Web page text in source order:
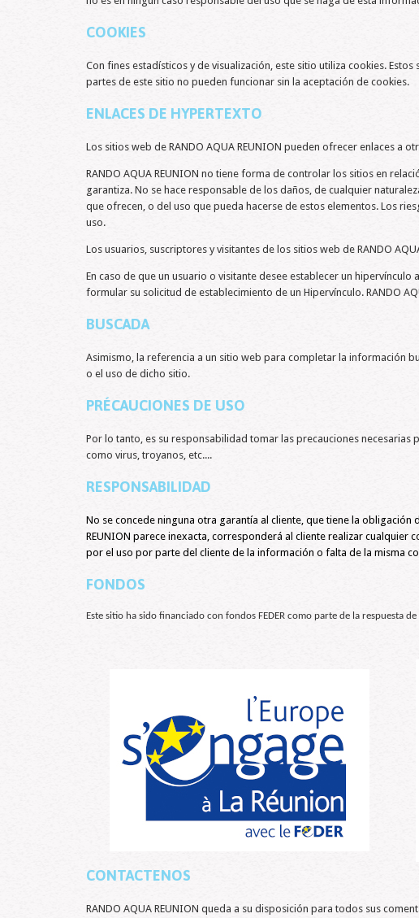
COOKIES
Con fines estadísticos y de visualización, este sitio utiliza cookies.
partes de este sitio no pueden funcionar sin la aceptación de cookies.
ENLACES DE HYPERTEXTO
Los sitios web de RANDO AQUA REUNION pueden ofrecer enlaces a
RANDO AQUA REUNION no tiene forma de controlar los sitios en
garantiza. No se hace responsable de los daños, de cualquier
que ofrecen, o del uso que pueda hacerse de estos elementos. Los
uso.
Los usuarios, suscriptores y visitantes de los sitios web de RANDO
En caso de que un usuario o visitante desee establecer un
formular su solicitud de establecimiento de un Hipervínculo. RANDO
BUSCADA
Asimismo, la referencia a un sitio web para completar la información
o el uso de dicho sitio.
PRÉCAUCIONES DE USO
Por lo tanto, es su responsabilidad tomar las precauciones
como virus, troyanos, etc....
RESPONSABILIDAD
No se concede ninguna otra garantía al cliente, que tiene la
REUNION parece inexacta, corresponderá al cliente realizar
por el uso por parte del cliente de la información o falta de la misma
FONDOS
Este sitio ha sido financiado con fondos FEDER como parte de la respuesta
CONTACTENOS
RANDO AQUA REUNION queda a su disposición para todos sus